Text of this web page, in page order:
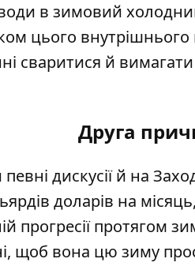
води в зимовий
цього
сваритися й
Друга
певні дискусії й на
доларів на
прогресії протягом
щоб вона цю зиму